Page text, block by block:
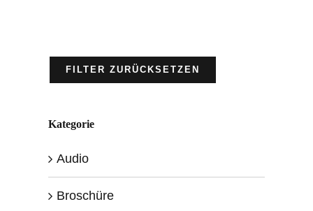
FILTER ZURÜCKSETZEN
Kategorie
Audio
Broschüre